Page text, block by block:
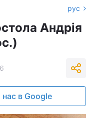
рус
Андрія
нас в Google